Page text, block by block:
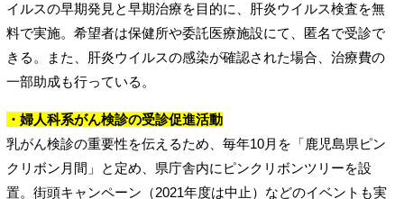
イルスの早期発見と早期治療を目的に、肝炎ウイルス検査を無
料で実施。希望者は保健所や委託医療施設にて、匿名で受診で
きる。また、肝炎ウイルスの感染が確認された場合、治療費の
一部助成も行っている。
・婦人科系がん検診の受診促進活動
乳がん検診の重要性を伝えるため、毎年10月を「鹿児島県ピン
クリボン月間」と定め、県庁舎内にピンクリボンツリーを設
置。街頭キャンペーン（2021年度は中止）などのイベントも実